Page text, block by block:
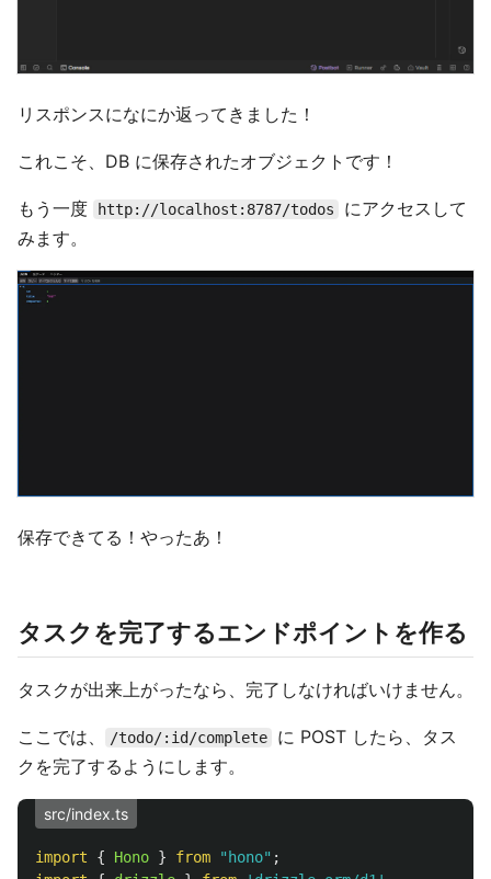
リスポンスになにか返ってきました！
これこそ、DB に保存されたオブジェクトです！
もう一度 http://localhost:8787/todos
にアクセスして
みます。
保存できてる！やったあ！
タスクを完了するエンドポイントを作る
タスクが出来上がったなら、完了しなければいけません。
ここでは、 /todo/:id/complete
に POST したら、タス
クを完了するようにします。
src/index.ts
import { Hono } from " hono" ;